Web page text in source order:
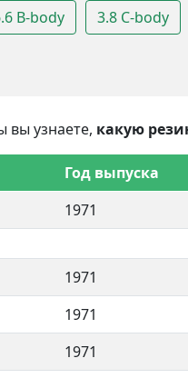
B-body 3.8 C-body
вы узнаете, какую
Год выпуска
1971
1971
1971
1971